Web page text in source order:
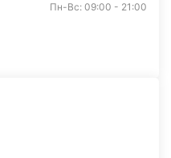
Пн-Вс: 09:00 - 21:00